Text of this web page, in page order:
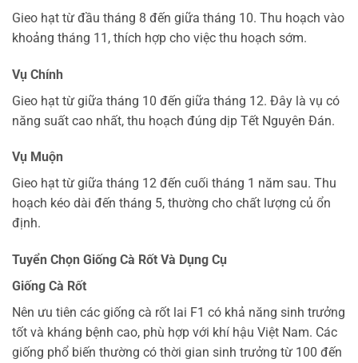
Gieo hạt từ đầu tháng 8 đến giữa tháng 10. Thu hoạch vào
khoảng tháng 11, thích hợp cho việc thu hoạch sớm.
Vụ Chính
Gieo hạt từ giữa tháng 10 đến giữa tháng 12. Đây là vụ có
năng suất cao nhất, thu hoạch đúng dịp Tết Nguyên Đán.
Vụ Muộn
Gieo hạt từ giữa tháng 12 đến cuối tháng 1 năm sau. Thu
hoạch kéo dài đến tháng 5, thường cho chất lượng củ ổn
định.
Tuyển Chọn Giống Cà Rốt Và Dụng Cụ
Giống Cà Rốt
Nên ưu tiên các giống cà rốt lai F1 có khả năng sinh trưởng
tốt và kháng bệnh cao, phù hợp với khí hậu Việt Nam. Các
giống phổ biến thường có thời gian sinh trưởng từ 100 đến